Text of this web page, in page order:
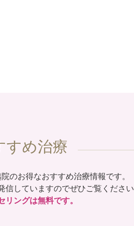
すめ治療
のお得なおすすめ治療情報です。
信していますのでぜひご覧くださ
リングは無料です。